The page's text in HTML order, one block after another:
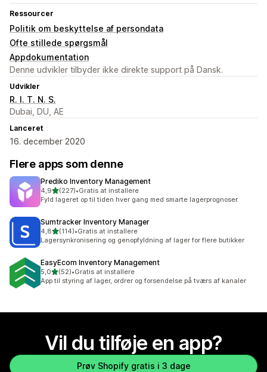
Ressourcer
Politik om beskyttelse af persondata
Ofte stillede spørgsmål
Appdokumentation
Denne udvikler tilbyder ikke direkte support på Dansk.
Udvikler
R. I. T. N. S.
Dubai, DU, AE
Lanceret
16. december 2020
Flere apps som denne
Prediko Inventory Management
4,9ud af 5 stjerner
(227)
227 anmeldelser i alt
•Gratis at installere
Fyld lageret op til tiden hver gang med smarte lagerprognoser.
Sumtracker Inventory Manager
4,8ud af 5 stjerner
(114)
114 anmeldelser i alt
•Gratis at installere
Lagersynkronisering og genopfyldning af lager for flere butikker
EasyEcom Inventory Management
5,0ud af 5 stjerner
(52)
52 anmeldelser i alt
•Gratis at installere
App til styring af lager, ordrer og forsendelse på tværs af kanaler
Vil du tilføje en app?
Prøv Shopify gratis i 3 dage